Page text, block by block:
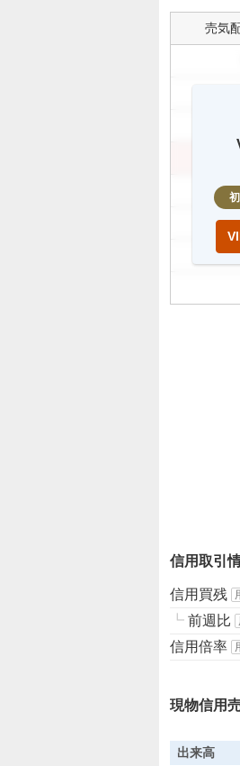
買
%
た
0
%
売気
信用取引
信用買残
┗ 前週比
信用倍率
現物信用
出来高